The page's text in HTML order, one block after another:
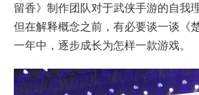
留香》制作团队对于武侠手游的自我
但在解释概念之前，有必要谈一谈《
一年中，逐步成长为怎样一款游戏。